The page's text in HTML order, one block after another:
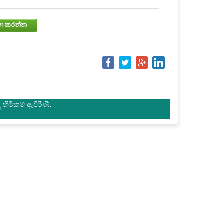
වෙන්කරවා ගැනීමේ තත්වය පරීක්ෂා කරන්න
හිමිකම් ඇවිරිණි.